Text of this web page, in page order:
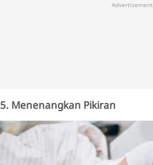
Advertisement
5. Menenangkan Pikiran